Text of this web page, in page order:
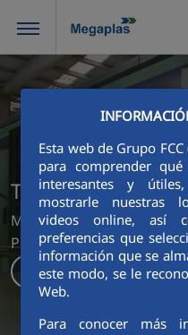
Saltar al contenido principal
Esta web de Grupo
para comprender
interesantes y
mostrarle nuestras
videos online, así
preferencias que
información que se
este modo, se le
Web.
Para conocer más
Transformamos
Megaplas, Soluciones
Potencian tu Marca
Descubre más